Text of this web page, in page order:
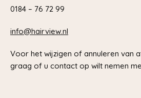
0184 – 76 72 99
info@hairview.nl
Voor het wijzigen of annuleren van
graag of u contact op wilt nemen